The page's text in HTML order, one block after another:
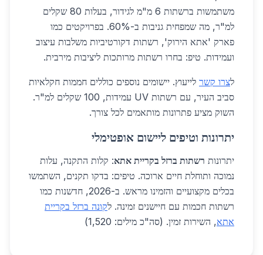
משתמשות ברשתות 6 מ"מ לגידור, בעלות 80 שקלים
למ"ר, מה שמפחית גניבות ב-60%. בפרויקטים כמו
פארק 'אתא הירוק', רשתות דקורטיביות משלבות עיצוב
ועמידות. טיפ: בחרו רשתות מרותכות ליציבות מירבית.
לצרו קשר לייעוץ. יישומים נוספים כוללים חממות חקלאיות
סביב העיר, עם רשתות UV עמידות, 100 שקלים למ"ר.
השוק מציע פתרונות מותאמים לכל צורך.
יתרונות וטיפים ליישום אופטימלי
יתרונות רשתות ברזל בקריית אתא: קלות התקנה, עלות
נמוכה ותוחלת חיים ארוכה. טיפים: בדקו תקנים, השתמשו
בכלים מקצועיים והזמינו מראש. ב-2026, חדשנות כמו
רשתות חכמות עם חיישנים זמינה. לקונה ברזל בקריית
אתא, השירות זמין. (סה"כ מילים: 1,520)